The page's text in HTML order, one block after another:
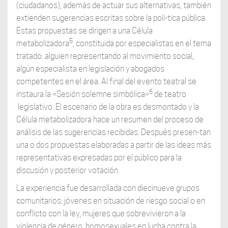
(ciudadanos), además de actuar sus alternativas, también
extienden sugerencias escritas sobre la polí-tica pública.
Estas propuestas se dirigen a una Célula
metabolizadora5, constituida por especialistas en el tema
tratado: alguien representando al movimiento social,
algún especialista en legislación y abogados
competentes en el área. Al final del evento teatral se
instaura la «Sesión solemne simbólica»6de teatro
legislativo. El escenario de la obra es desmontado y la
Célula metabolizadora hace un resumen del proceso de
análisis de las sugerencias recibidas. Después presen-tan
una o dos propuestas elaboradas a partir de las ideas más
representativas expresadas por el público para la
discusión y posterior votación.
La experiencia fue desarrollada con diecinueve grupos
comunitarios: jóvenes en situación de riesgo social o en
conflicto con la ley, mujeres que sobrevivieron a la